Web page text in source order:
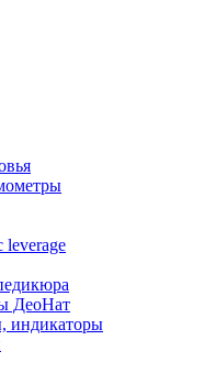
ДеоНат
индикаторы